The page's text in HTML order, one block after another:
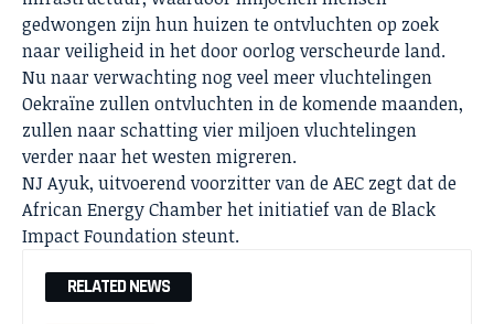
gedwongen zijn hun huizen te ontvluchten op zoek
naar veiligheid in het door oorlog verscheurde land.
Nu naar verwachting nog veel meer vluchtelingen
Oekraïne zullen ontvluchten in de komende maanden,
zullen naar schatting vier miljoen vluchtelingen
verder naar het westen migreren.
NJ Ayuk, uitvoerend voorzitter van de AEC zegt dat de
African Energy Chamber het initiatief van de Black
Impact Foundation steunt.
RELATED NEWS